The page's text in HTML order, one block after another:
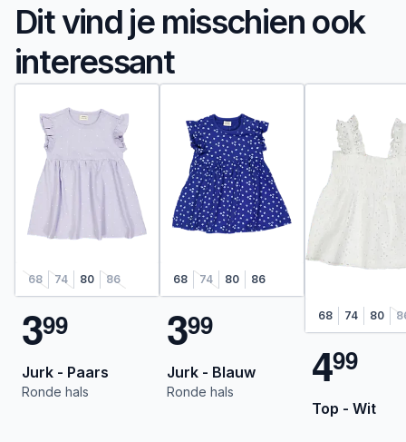
Dit vind je misschien ook
interessant
68 74 80 86
399
Jurk - Paars
Ronde hals
68 74 80 86
399
Jurk - Blauw
Ronde hals
68 74 80
499
Top - Wit